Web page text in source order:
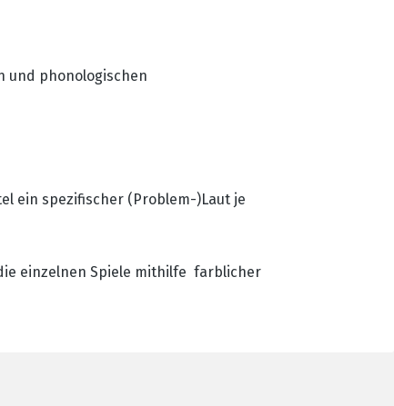
und phonologischen
ein spezifischer (Problem-)Laut je
einzelnen Spiele mithilfe farblicher